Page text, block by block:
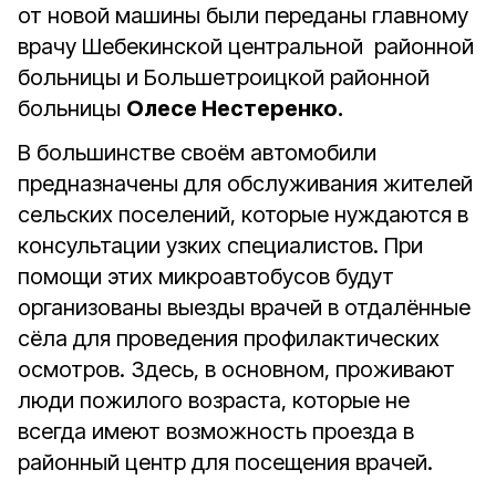
от новой машины были переданы главному
врачу Шебекинской центральной районной
больницы и Большетроицкой районной
больницы Олесе Нестеренко.
В большинстве своём автомобили
предназначены для обслуживания жителей
сельских поселений, которые нуждаются в
консультации узких специалистов. При
помощи этих микроавтобусов будут
организованы выезды врачей в отдалённые
сёла для проведения профилактических
осмотров. Здесь, в основном, проживают
люди пожилого возраста, которые не
всегда имеют возможность проезда в
районный центр для посещения врачей.